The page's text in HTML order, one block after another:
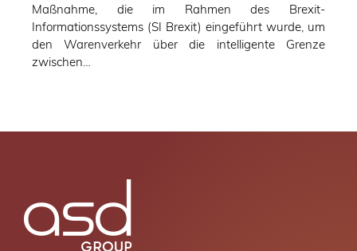
Maßnahme, die im Rahmen des Brexit-
Informationssystems (SI Brexit) eingeführt wurde, um
den Warenverkehr über die intelligente Grenze
zwischen…